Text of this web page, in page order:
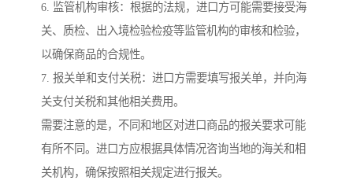
6. 监管机构审核：根据的法规，进口方可能需要接受海
关、质检、出入境检验检疫等监管机构的审核和检验，
以确保商品的合规性。
7. 报关单和支付关税：进口方需要填写报关单，并向海
关支付关税和其他相关费用。
需要注意的是，不同和地区对进口商品的报关要求可能
有所不同。进口方应根据具体情况咨询当地的海关和相
关机构，确保按照相关规定进行报关。